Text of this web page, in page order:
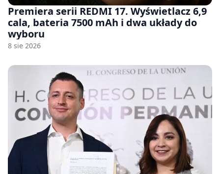
Premiera serii REDMI 17. Wyświetlacz 6,9
cala, bateria 7500 mAh i dwa układy do
wyboru
8 sie 2026